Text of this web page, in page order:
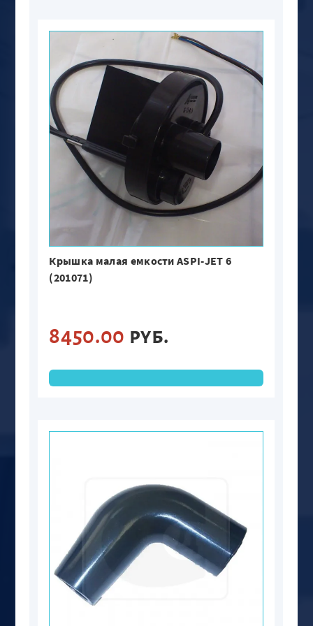
Крышка малая емкости ASPI-JET 6
(201071)
8450.00 руб.